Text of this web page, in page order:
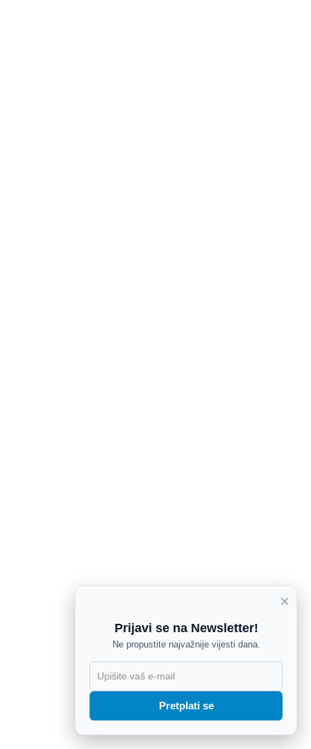
×
Prijavi se na Newsletter!
Ne propustite najvažnije vijesti dana.
Pretplati se